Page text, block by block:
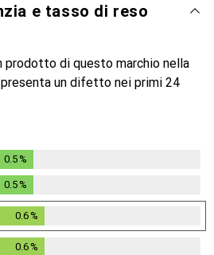
e tasso di reso
prodotto di questo marchio nella
un difetto nei primi 24
0.5 %
0.5 %
0.6 %
0.6 %